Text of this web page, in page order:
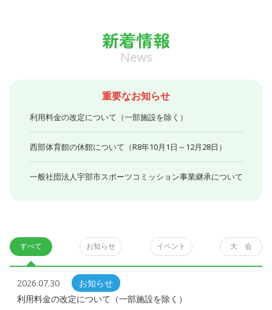
新着情報
News
重要なお知らせ
利用料金の改定について（一部施設を除く）
西部体育館の休館について（R8年10月1日～12月28日）
一般社団法人宇部市スポーツコミッション事業継承について
すべて お知らせ イベント 大 会
2026.07.30
お知らせ
利用料金の改定について（一部施設を除く）